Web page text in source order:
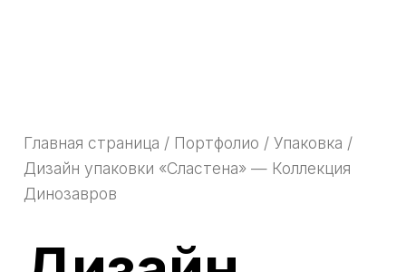
Главная страница / Портфолио / Упаковка /
Дизайн упаковки «Сластена» — Коллекция
Динозавров